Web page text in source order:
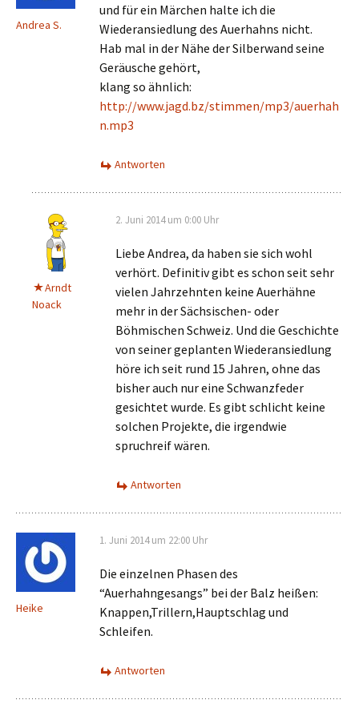
Andrea S.
und für ein Märchen halte ich die
Wiederansiedlung des Auerhahns nicht.
Hab mal in der Nähe der Silberwand seine
Geräusche gehört,
klang so ähnlich:
http://www.jagd.bz/stimmen/mp3/auerhah
n.mp3
Antworten
Arndt
Noack
2. Juni 2014 um 0:00 Uhr
Liebe Andrea, da haben sie sich wohl
verhört. Definitiv gibt es schon seit sehr
vielen Jahrzehnten keine Auerhähne
mehr in der Sächsischen- oder
Böhmischen Schweiz. Und die Geschichte
von seiner geplanten Wiederansiedlung
höre ich seit rund 15 Jahren, ohne das
bisher auch nur eine Schwanzfeder
gesichtet wurde. Es gibt schlicht keine
solchen Projekte, die irgendwie
spruchreif wären.
Antworten
Heike
1. Juni 2014 um 22:00 Uhr
Die einzelnen Phasen des
“Auerhahngesangs” bei der Balz heißen:
Knappen,Trillern,Hauptschlag und
Schleifen.
Antworten